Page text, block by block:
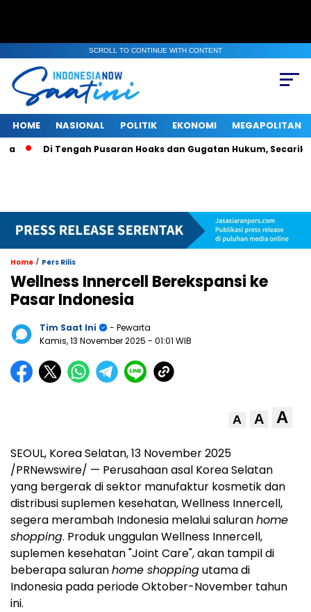
SCROLL TO CONTINUE WITH CONTENT
HOME NASIONAL POLITIK EKONOMI MEGAPOLITAN
Di Tengah Pusaran Hoaks dan Gugatan Hukum, Secarik
Home / Pers Rilis
Wellness Innercell Berekspansi ke
Pasar Indonesia
Tim Saat Ini
- Pewarta
Kamis, 13 November 2025 - 01:01 WIB
A A A
SEOUL, KoreaSelatan,13 November 2025
/PRNewswire/ — Perusahaan asal Korea Selatan
yang bergerak di sektor manufaktur kosmetik dan
distribusi suplemen kesehatan, Wellness Innercell,
segera merambah Indonesia melalui saluranhome
shopping. Produk unggulan Wellness Innercell,
suplemen kesehatan "Joint Care", akan tampil di
beberapa saluranhome shoppingutama di
Indonesia pada periode Oktober-November tahun
ini.